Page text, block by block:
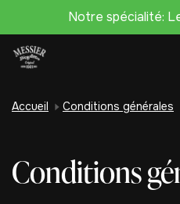
Notre spécialité:
Accueil Conditions générales
Conditions